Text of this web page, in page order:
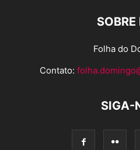
SOBRE
Folha do
Contato:
SIGA-